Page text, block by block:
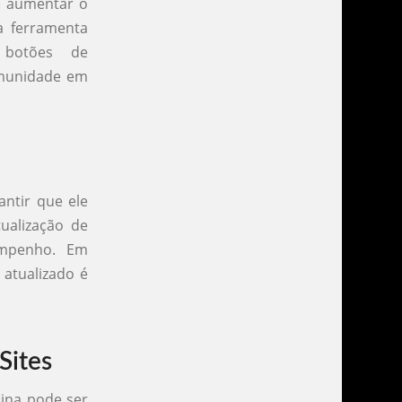
ferramenta
de
em
que ele
de
Em
é